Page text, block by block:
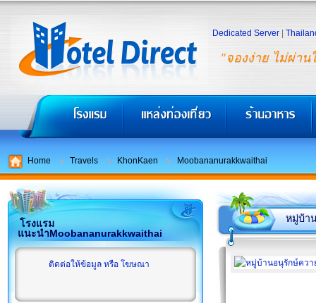
"จองง่าย ไม่ผ่าน
Dedicated Server
Home Travels KhonKaen Moobananurakkwaithai
โรงแรม
แนะนำMoobananurakkwaithai
ติดต่อให้ข้อมูล หรือ โฆษณา
หมู่บ้า